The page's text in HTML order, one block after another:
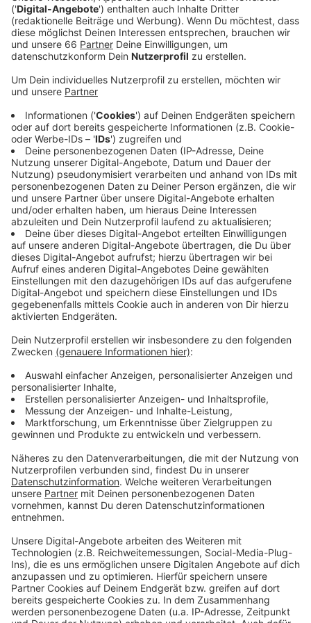
Veröffentlicht:Dienstag, 17.10.2023 12:49
Anzeige
Geplant ist ein Gebäude für sechs weitere Klassen. Es
soll nachhaltig gebaut werden: aus Holz, mit
begrüntem Dach und Photovoltaik-Anlage. Knapp vier
Millionen Euro Kosten sind veranschlagt. Der
zusätzliche Platz an dem Berufskolleg wird benötigt,
weil eine Außenstelle an der Adlerstraße in
Pempelfort geschlossen und abgerissen wird. Die
Räume dort sollten eigentlich für das Humboldt-
Gymnasium hergerichtet werden - das soll
stattdessen aber einen Erweiterungsbau an der
Wielandstraße bekommen.
Anzeige
Weitere Infos und Links zum Thema
Anzeige
Hier stehen Einzelheiten zum Vorhaben (bitte auf
Schulausschuss klicken)
Das Berufskolleg in Bilk hatte erst vor drei Jahren
einen Neubau erhalten
Stadt plant ihren Haushalt mit dickem Minus
Anzeige